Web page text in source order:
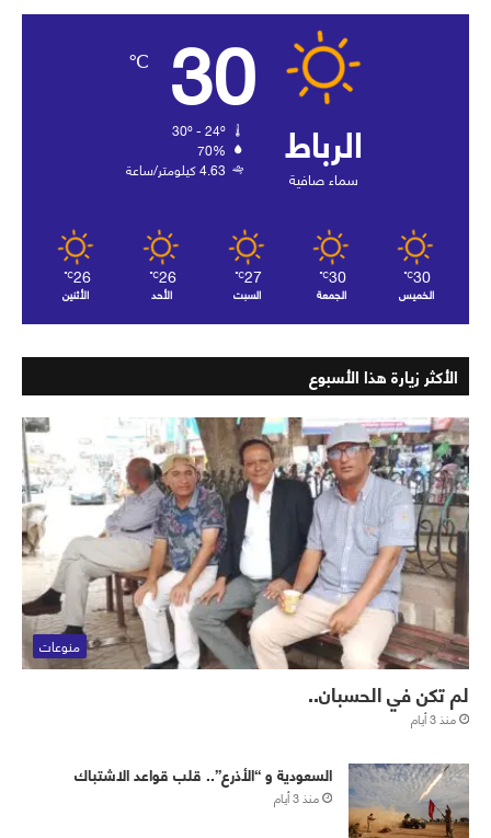
الرباط
سماء صافية
30
℃
70%
4.63 كيلومتر/ساعة
30
℃
الخميس
30
℃
الجمعة
27
℃
السبت
26
℃
الأحد
26
℃
الأثنين
الأكثر زيارة هذا الأسبوع
منوعات
لم تكن في الحسبان..
منذ 3 أيام
‏⁧‫السعودية‬⁩ و “الأذرع”.. قلب قواعد الاشتباك
منذ 3 أيام